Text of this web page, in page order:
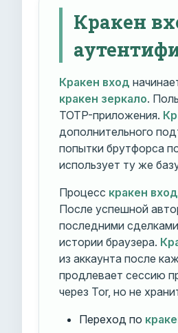
Кракен
Кракен вход
кракен зеркало.
TOTP-приложения.
дополнительного
попытки брутфорса
использует ту же
Процесс кракен вход
После успешной
последними
истории браузера.
из аккаунта после
продлевает сессию
через Tor, но не
Переход по